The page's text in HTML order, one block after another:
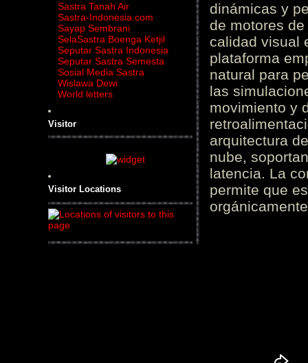
Sastra Tanah Air
Sastra-Indonesia.com
Sayap Sembrani
SelaSastra Boenga Ketjil
Seputar Sastra Indonesia
Seputar Sastra Semesta
Sosial Media Sastra
Wislawa Dewi
World letters
Visitor
Visitor Locations
dinámicas y
de motores
calidad visual
plataforma
natural para
las
movimiento y
arquitectura
nube,
latencia. La
permite que